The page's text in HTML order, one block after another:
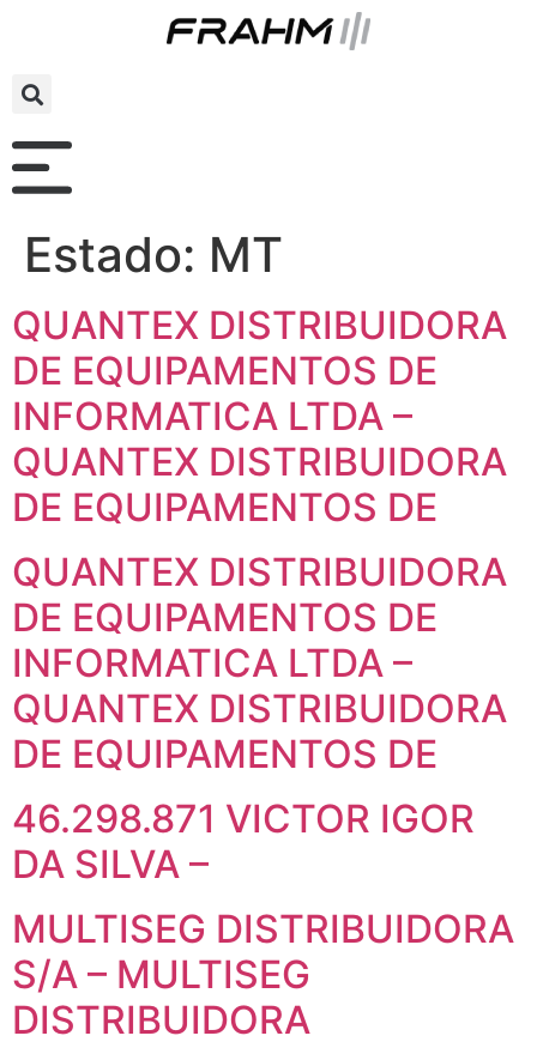
Estado: MT
QUANTEX DISTRIBUIDORA
DE EQUIPAMENTOS DE
INFORMATICA LTDA –
QUANTEX DISTRIBUIDORA
DE EQUIPAMENTOS DE
QUANTEX DISTRIBUIDORA
DE EQUIPAMENTOS DE
INFORMATICA LTDA –
QUANTEX DISTRIBUIDORA
DE EQUIPAMENTOS DE
46.298.871 VICTOR IGOR
DA SILVA –
MULTISEG DISTRIBUIDORA
S/A – MULTISEG
DISTRIBUIDORA